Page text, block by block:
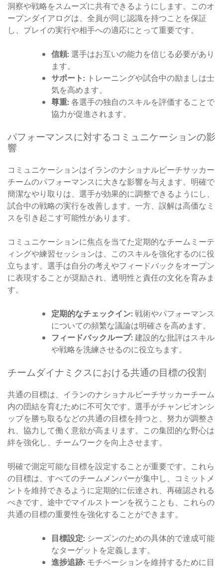
洞察や戦略をスムーズに共有できるようにします。このオ
ープンダイアログは、全員が同じ認識を持つことを保証
し、プレイの実行や相手への適応にとって重要です。
信頼: 選手はお互いの能力を信じる必要があり
ます。
サポート: トレーニングや試合中の励ましは士
気を高めます。
尊重: 各選手の独自のスキルを評価することで
協力が促進されます。
パフォーマンスに対するコミュニケーションの影
響
コミュニケーションはイランのナショナルビーチサッカー
チームのパフォーマンスに大きな影響を与えます。明確で
簡潔なやり取りは、選手が効果的に調整できるようにし、
試合中の戦略の実行を改善します。一方、誤解は高価なミ
スを引き起こす可能性があります。
コミュニケーションに焦点を当てた定期的なチームミーテ
ィングや練習セッションは、このスキルを強化するのに役
立ちます。選手は自分の考えやフィードバックをオープン
に表現することが奨励され、透明性と責任の文化を育みま
す。
定期的なチェックイン: 戦術やパフォーマンス
についての頻繁な議論は明確さを高めます。
フィードバックループ: 建設的な批評はスキル
や戦略を洗練させるのに役立ちます。
チームダイナミクスにおける共通の目標の役割
共通の目標は、イランのナショナルビーチサッカーチーム
内の団結を育むために不可欠です。選手がチャンピオンシ
ップを勝ち取るなどの共通の目標を持つと、努力が調整さ
れ、協力して働く意欲が高まります。この集団的な野心は
絆を強化し、チームワークを向上させます。
明確で測定可能な目標を設定することが重要です。これら
の目標は、すべてのチームメンバーが集中し、コミットメ
ントを維持できるように定期的に伝達され、再確認される
べきです。途中でマイルストーンを祝うことも、これらの
共通の目標の重要性を強化することができます。
目標設定: シーズンのための具体的で達成可能
なターゲットを定義します。
進捗追跡: モチベーションを維持するために目